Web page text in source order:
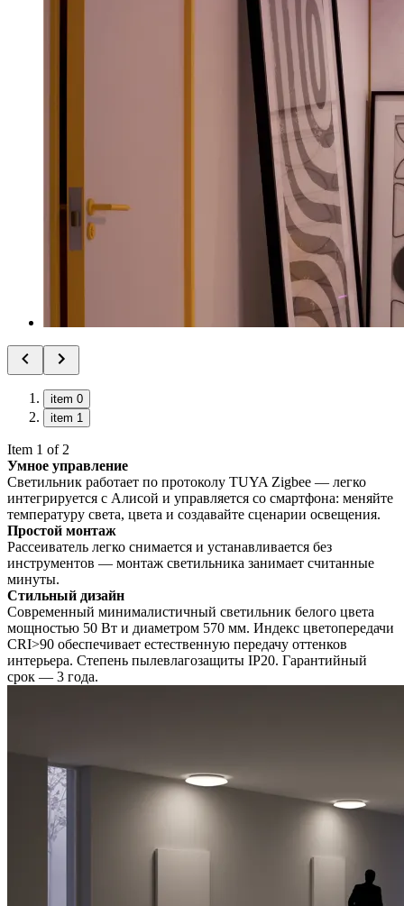
item 0
item 1
Item 1 of 2
Умное управление
Светильник работает по протоколу TUYA Zigbee — легко
интегрируется с Алисой и управляется со смартфона: меняйте
температуру света, цвета и создавайте сценарии освещения.
Простой монтаж
Рассеиватель легко снимается и устанавливается без
инструментов — монтаж светильника занимает считанные
минуты.
Стильный дизайн
Современный минималистичный светильник белого цвета
мощностью 50 Вт и диаметром 570 мм. Индекс цветопередачи
CRI>90 обеспечивает естественную передачу оттенков
интерьера. Степень пылевлагозащиты IP20. Гарантийный
срок — 3 года.